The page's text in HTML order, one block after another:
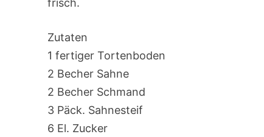
frisch.
Zutaten
1 fertiger Tortenboden
2 Becher Sahne
2 Becher Schmand
3 Päck. Sahnesteif
6 El. Zucker